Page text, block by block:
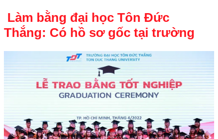
Làm bằng đại học Tôn Đức
Thắng: Có hồ sơ gốc tại trường